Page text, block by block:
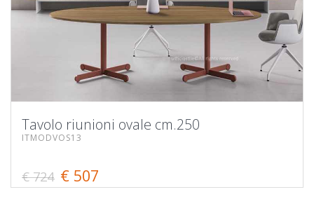
Tavolo riunioni ovale cm.250
ITMODVOS13
€ 724 € 507